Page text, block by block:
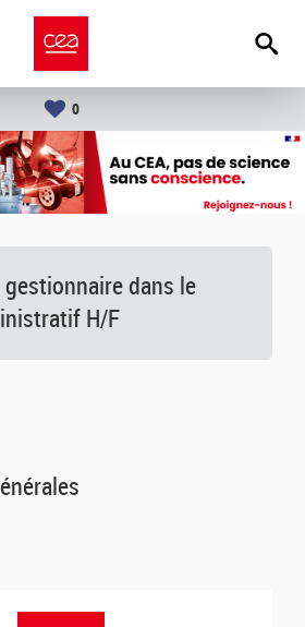
0
dans le
H/F